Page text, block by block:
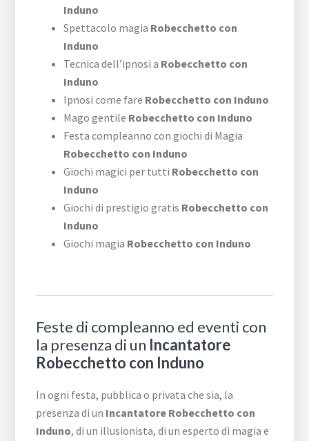
Induno
Spettacolo magia Robecchetto con
Induno
Tecnica dell’ipnosi a Robecchetto con
Induno
Ipnosi come fare Robecchetto con Induno
Mago gentile Robecchetto con Induno
Festa compleanno con giochi di Magia
Robecchetto con Induno
Giochi magici per tutti Robecchetto con
Induno
Giochi di prestigio gratis Robecchetto con
Induno
Giochi magia Robecchetto con Induno
Feste di compleanno ed eventi con
la presenza di un Incantatore
Robecchetto con Induno
In ogni festa, pubblica o privata che sia, la
presenza di un Incantatore Robecchetto con
Induno, di un illusionista, di un esperto di magia e